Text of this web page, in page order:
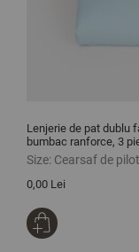
Lenjerie de pat dublu
bumbac ranforce, 3
Size: Cearsaf de
0,00 Lei